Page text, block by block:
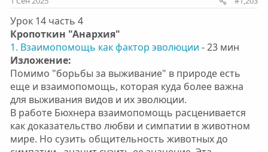
Урок 14 часть 4
Кропоткин "Анархия"
1. Взаимопомощь как фактор эволюции - 23 мин
Изложение:
Помимо "борьбы за выживание" в природе есть
еще и взаимопомощь, которая куда более важна
для выживания видов и их эволюции.
В работе Бюхнера взаимопомощь расценивается
как доказательство любви и симпатии в животном
мире. Но сузить общительность животных до